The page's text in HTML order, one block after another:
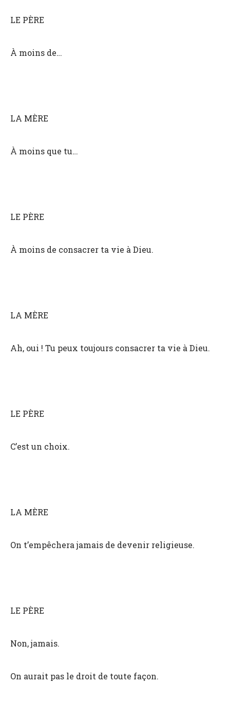
LE PÈRE
À moins de…
LA MÈRE
À moins que tu…
LE PÈRE
À moins de consacrer ta vie à Dieu.
LA MÈRE
Ah, oui ! Tu peux toujours consacrer ta vie à Dieu.
LE PÈRE
C’est un choix.
LA MÈRE
On t’empêchera jamais de devenir religieuse.
LE PÈRE
Non, jamais.
On aurait pas le droit de toute façon.